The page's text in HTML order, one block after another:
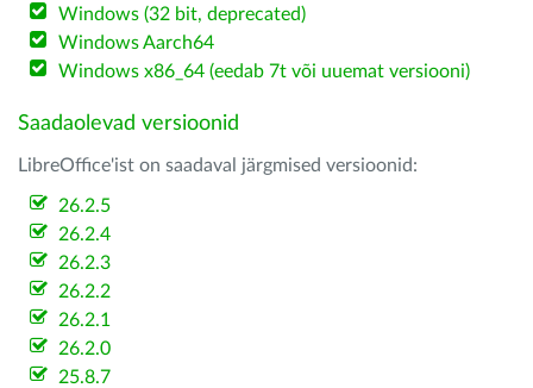
Windows (32 bit, deprecated)
Windows Aarch64
Windows x86_64 (eedab 7t või uuemat versiooni)
Saadaolevad versioonid
LibreOffice'ist on saadaval järgmised versioonid:
26.2.5
26.2.4
26.2.3
26.2.2
26.2.1
26.2.0
25.8.7